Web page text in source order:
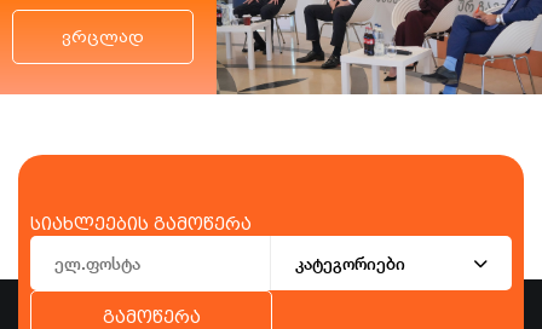
ვრცლად
სიახლეების გამოწერა
კატეგორიები
გამოწერა